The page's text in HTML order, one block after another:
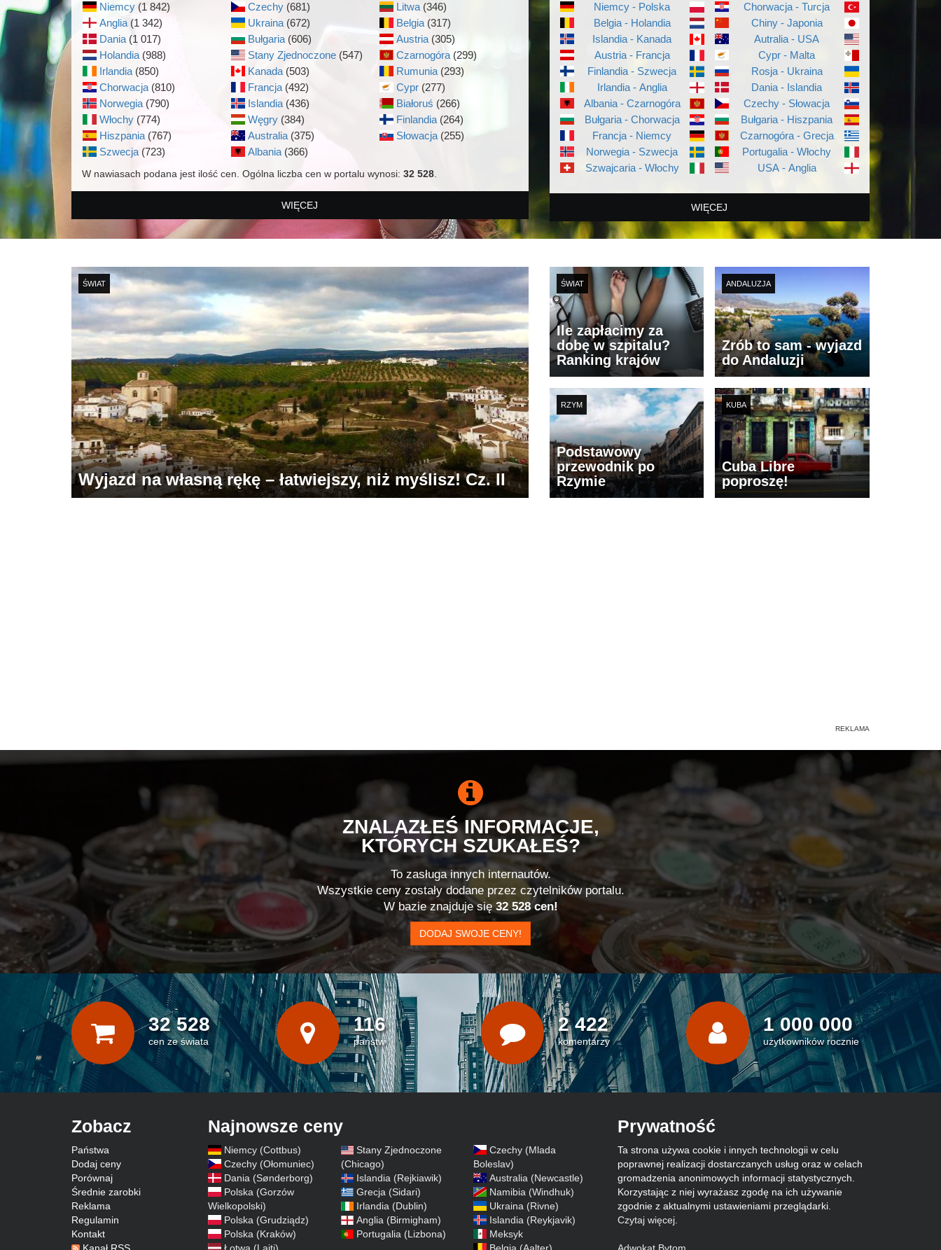
Niemcy (1 842)
Anglia (1 342)
Dania (1 017)
Holandia (988)
Irlandia (850)
Chorwacja (810)
Norwegia (790)
Włochy (774)
Hiszpania (767)
Szwecja (723)
Czechy (681)
Ukraina (672)
Bułgaria (606)
Stany Zjednoczone (547)
Kanada (503)
Francja (492)
Islandia (436)
Węgry (384)
Australia (375)
Albania (366)
Litwa (346)
Belgia (317)
Austria (305)
Czarnogóra (299)
Rumunia (293)
Cypr (277)
Białoruś (266)
Finlandia (264)
Słowacja (255)
W nawiasach podana jest ilość cen. Ogólna liczba cen w portalu wynosi: 32 528
WIĘCEJ
Niemcy - Polska
Belgia - Holandia
Islandia - Kanada
Austria - Francja
Finlandia - Szwecja
Irlandia - Anglia
Albania - Czarnogóra
Bułgaria - Chorwacja
Francja - Niemcy
Norwegia - Szwecja
Szwajcaria - Włochy
Chorwacja - Turcja
Chiny - Japonia
Autralia - USA
Cypr - Malta
Rosja - Ukraina
Dania - Islandia
Czechy - Słowacja
Bułgaria - Hiszpania
Czarnogóra - Grecja
Portugalia - Włochy
USA - Anglia
WIĘCEJ
ŚWIAT
Wyjazd na własną rękę – łatwiejszy, niż myślisz! Cz. II
ŚWIAT
Ile zapłacimy za
dobę w szpitalu?
Ranking krajów
ANDALUZJA
Zrób to sam - wyjazd
do Andaluzji
RZYM
Podstawowy
przewodnik po
Rzymie
KUBA
Cuba Libre
poproszę!
ZNALAZŁEŚ INFORMACJE,
KTÓRYCH SZUKAŁEŚ?
To zasługa innych internautów.
Wszystkie ceny zostały dodane przez czytelników portalu.
W bazie znajduje się32 528 cen!
DODAJ SWOJE CENY!
32 528
cen ze świata
116
państw
2 422
komentarzy
1 000 000
użytkowników rocznie
Zobacz
Państwa
Dodaj ceny
Porównaj
Średnie zarobki
Reklama
Regulamin
Kontakt
Najnowsze ceny
Niemcy (Cottbus)
Czechy (Ołomuniec)
Dania (Sønderborg)
Polska (Gorzów
Wielkopolski)
Polska (Grudziądz)
Polska (Kraków)
Stany Zjednoczone
(Chicago)
Islandia (Rejkiawik)
Grecja (Sidari)
Irlandia (Dublin)
Anglia (Birmigham)
Portugalia (Lizbona)
Czechy (Mlada
Boleslav)
Australia (Newcastle)
Namibia (Windhuk)
Ukraina (Rivne)
Islandia (Reykjavik)
Meksyk
Prywatność
Ta strona używa cookie i innych technologii w celu
poprawnej realizacji dostarczanych usług oraz w celach
gromadzenia anonimowych informacji statystycznych.
Korzystając z niej wyrażasz zgodę na ich używanie
zgodnie z aktualnymi ustawieniami przeglądarki.
Czytaj więcej